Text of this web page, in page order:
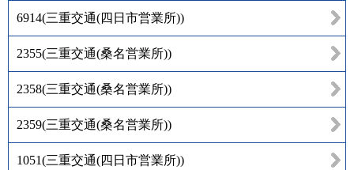
6914(三重交通(四日市営業所))
2355(三重交通(桑名営業所))
2358(三重交通(桑名営業所))
2359(三重交通(桑名営業所))
1051(三重交通(四日市営業所))